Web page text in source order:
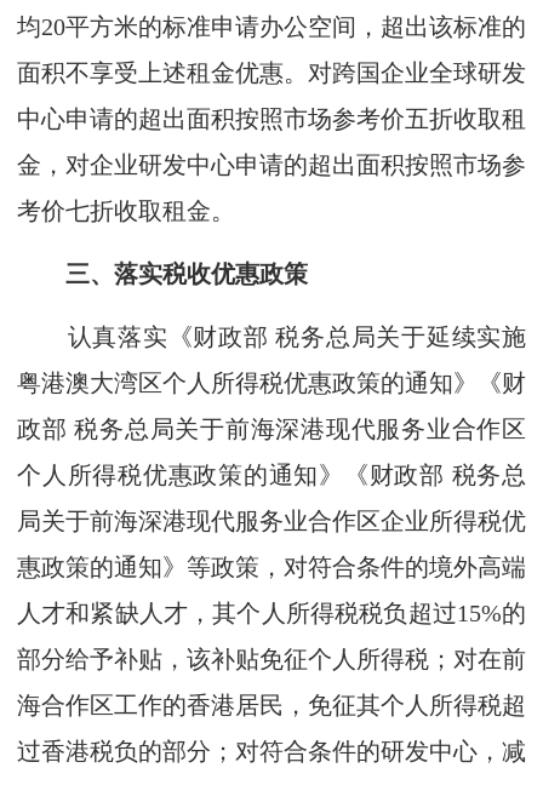
均20平方米的标准申请办公空间，超出该标准的
面积不享受上述租金优惠。对跨国企业全球研发
中心申请的超出面积按照市场参考价五折收取租
金，对企业研发中心申请的超出面积按照市场参
考价七折收取租金。
三、落实税收优惠政策
认真落实《财政部 税务总局关于延续实施
粤港澳大湾区个人所得税优惠政策的通知》《财
政部 税务总局关于前海深港现代服务业合作区
个人所得税优惠政策的通知》《财政部 税务总
局关于前海深港现代服务业合作区企业所得税优
惠政策的通知》等政策，对符合条件的境外高端
人才和紧缺人才，其个人所得税税负超过15%的
部分给予补贴，该补贴免征个人所得税；对在前
海合作区工作的香港居民，免征其个人所得税超
过香港税负的部分；对符合条件的研发中心，减